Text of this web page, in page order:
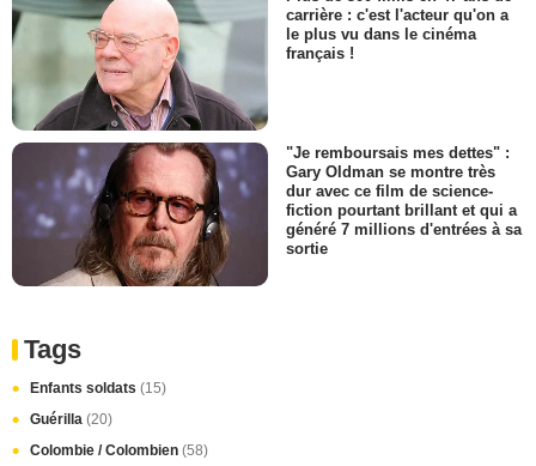
carrière : c'est l'acteur qu'on a
le plus vu dans le cinéma
français !
"Je remboursais mes dettes" :
Gary Oldman se montre très
dur avec ce film de science-
fiction pourtant brillant et qui a
généré 7 millions d'entrées à sa
sortie
Tags
Enfants soldats (15)
Guérilla (20)
Colombie / Colombien (58)